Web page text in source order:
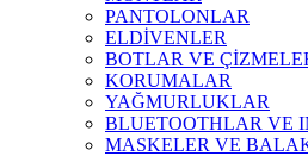
PANTOLONLAR
ELDİVENLER
BOTLAR VE
KORUMALAR
YAĞMURLUKLAR
BLUETOOTHLAR VE
MASKELER VE